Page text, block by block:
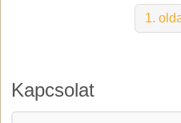
1.
Kapcsolat